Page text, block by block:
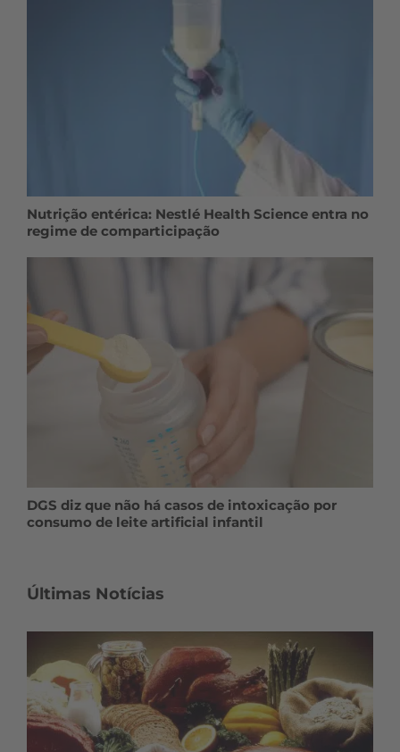
Nutrição entérica: Nestlé Health Science entra no
regime de comparticipação
DGS diz que não há casos de intoxicação por
consumo de leite artificial infantil
Últimas Notícias